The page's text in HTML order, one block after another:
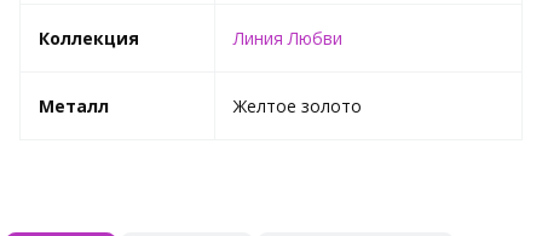
Коллекция Линия Любви
Металл Желтое золото